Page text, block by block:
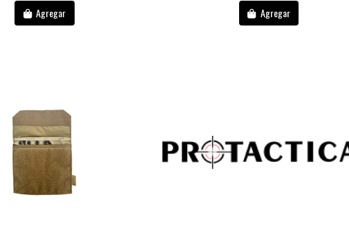
Agregar Agregar